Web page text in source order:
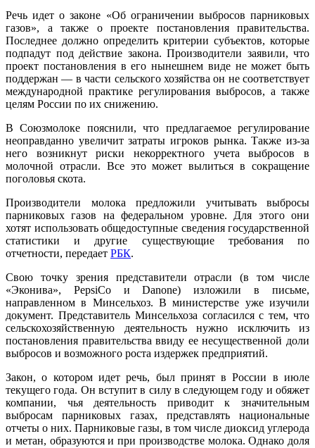
Речь идет о законе «Об ограничении выбросов парниковых
газов», а также о проекте постановления правительства.
Последнее должно определить критерии субъектов, которые
подпадут под действие закона. Производители заявили, что
проект постановления в его нынешнем виде не может быть
поддержан — в части сельского хозяйства он не соответствует
международной практике регулирования выбросов, а также
целям России по их снижению.
В Союзмолоке пояснили, что предлагаемое регулирование
неоправданно увеличит затраты игроков рынка. Также из-за
него возникнут риски некорректного учета выбросов в
молочной отрасли. Все это может вылиться в сокращение
поголовья скота.
Производители молока предложили учитывать выбросы
парниковых газов на федеральном уровне. Для этого они
хотят использовать общедоступные сведения государственной
статистики и другие существующие требования по
отчетности, передает РБК.
Свою точку зрения представители отрасли (в том числе
«Эконива», PepsiCo и Danone) изложили в письме,
направленном в Минсельхоз. В министерстве уже изучили
документ. Представитель Минсельхоза согласился с тем, что
сельскохозяйственную деятельность нужно исключить из
постановления правительства ввиду ее несущественной доли
выбросов и возможного роста издержек предприятий.
Закон, о котором идет речь, был принят в России в июле
текущего года. Он вступит в силу в следующем году и обяжет
компании, чья деятельность приводит к значительным
выбросам парниковых газах, представлять национальные
отчеты о них. Парниковые газы, в том числе диоксид углерода
и метан, образуются и при производстве молока. Однако доля